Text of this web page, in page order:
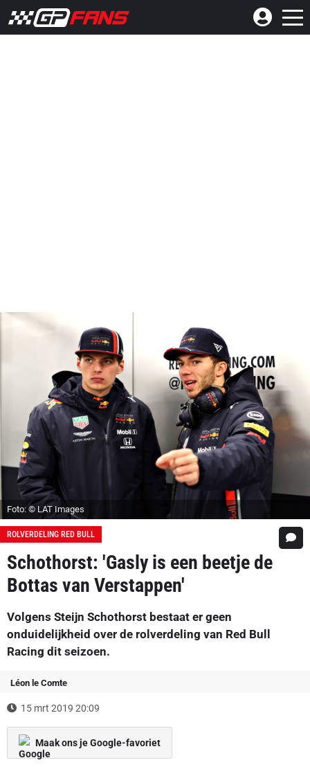
Foto: © LAT Images
ROLVERDELING RED BULL
Schothorst: 'Gasly is een beetje de
Bottas van Verstappen'
Volgens Steijn Schothorst bestaat er geen
onduidelijkheid over de rolverdeling van Red Bull
Racing dit seizoen.
Léon le Comte
15 mrt 2019 20:09
Maak ons je Google-favoriet